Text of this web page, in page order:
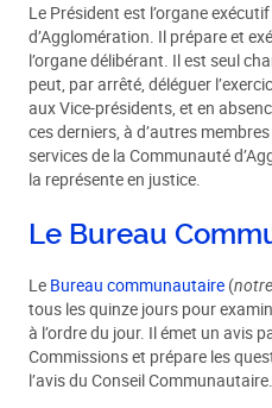
Le Président est l’organe
d’Agglomération. Il prépare et
l’organe délibérant. Il est seul
peut, par arrêté, déléguer
aux Vice-présidents, et en
ces derniers, à d’autres
services de la Communauté
la représente en justice.
Le Bureau
Le Bureau communautaire (
tous les quinze jours pour
à l’ordre du jour. Il émet un avis
Commissions et prépare les
l’avis du Conseil Communautaire.